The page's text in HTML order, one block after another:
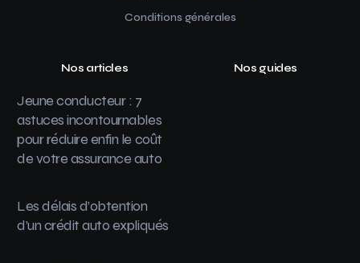
Conditions générales
Nos articles
Jeune conducteur : 7
astuces incontournables
pour réduire enfin le coût
de votre assurance auto
Les délais d’obtention
d’un crédit auto expliqués
Nos guides